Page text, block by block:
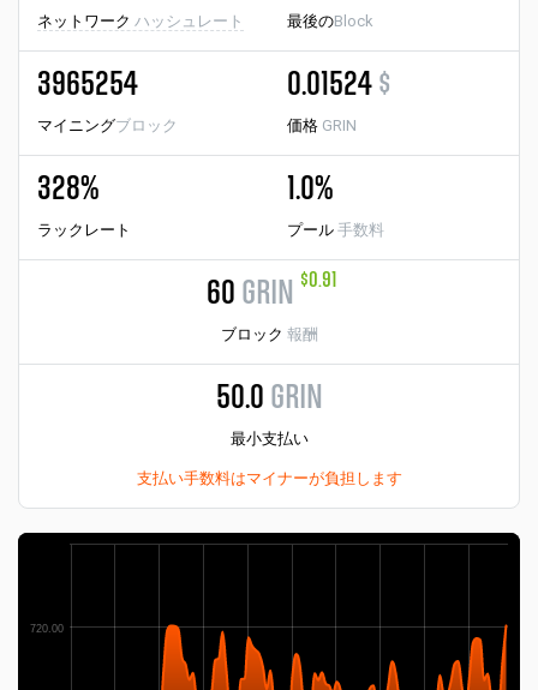
ネットワーク ハッシュレート 最後のBlock
3965254
マイニングブロック
0.01524 $
価格 GRIN
328%
ラックレート
1.0%
プール 手数料
60 GRIN $0.91
ブロック 報酬
50.0 GRIN
最小支払い
支払い手数料はマイナーが負担します
720.00